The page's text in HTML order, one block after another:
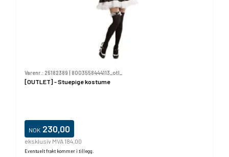
Varenr.: 25182389 | 8003558444113_otl_
[OUTLET] - Stuepige kostume
NOK 230,00
eksklusiv MVA 184,00
Eventuelt frakt kommer i tillegg.